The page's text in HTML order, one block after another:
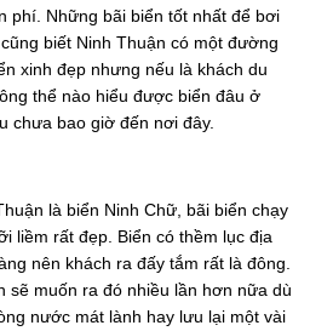
phí. Những bãi biển tốt nhất để bơi
biết Ninh Thuận có một đường
xinh đẹp nhưng nếu là khách du
thể nào hiểu được biển đâu ở
chưa bao giờ đến nơi đây.
là biển Ninh Chữ, bãi biển chạy
liềm rất đẹp. Biển có thềm lục địa
nên khách ra đấy tắm rất là đông.
sẽ muốn ra đó nhiều lần hơn nữa dù
nước mát lành hay lưu lại một vài